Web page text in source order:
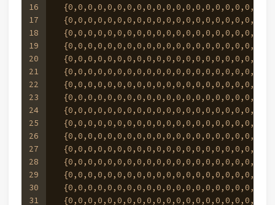
16
17
18
19
20
21
22
23
24
25
26
27
28
29
30
31